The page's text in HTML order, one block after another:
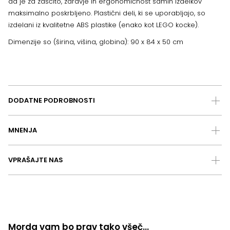
maksimalno poskrbljeno. Plastični deli, ki se uporabljajo, so
izdelani iz kvalitetne ABS plastike (enako kot LEGO kocke).
Dimenzije so (širina, višina, globina): 90 x 84 x 50 cm
DODATNE PODROBNOSTI
MNENJA
VPRAŠAJTE NAS
Morda vam bo prav tako všeč…